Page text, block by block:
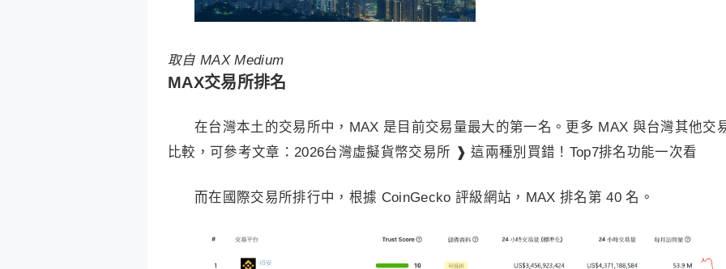
取自 MAX Medium
MAX交易所排名
在台灣本土的交易所中，MAX 是目前交易量最大的第一名。更多 MAX 與台灣其他交
比較，可參考文章：2026台灣虛擬貨幣交易所 ❱ 這兩種別買錯！Top7排名功能一次看
而在國際交易所排行中，根據 CoinGecko 評級網站，MAX 排名第 40 名。